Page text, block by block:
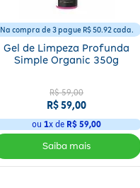
Na compra de 3 pague R$ 50.92 cada.
Gel de Limpeza Profunda
Simple Organic 350g
R$ 59,00
R$ 59,00
ou 1x de R$ 59,00